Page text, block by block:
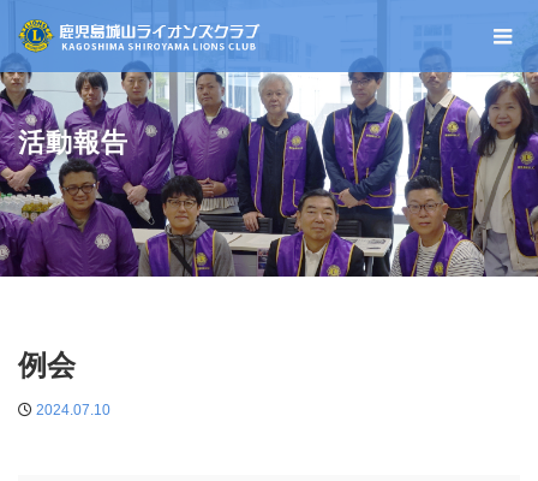
活動報告
例会
2024.07.10